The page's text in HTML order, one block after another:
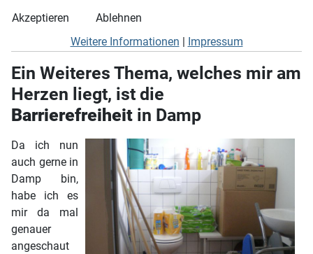
Ein Weiteres Thema, welches mir am
Herzen liegt, ist die
Barrierefreiheit in Damp
Da ich nun
auch gerne in
Damp bin,
habe ich es
mir da mal
genauer
angeschaut
Akzeptieren
Ablehnen
Weitere Informationen | Impressum